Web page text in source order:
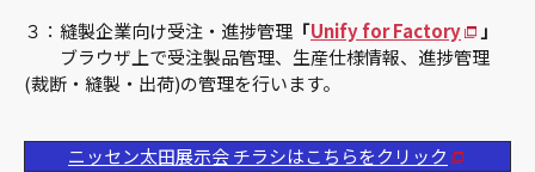
３：縫製企業向け受注・進捗管理 「Unify for Factory
」
ブラウザ上で受注製品管理、生産仕様情報、進捗管理
(裁断・縫製・出荷)の管理を行います。
ニッセン太田展示会 チラシはこちらをクリック